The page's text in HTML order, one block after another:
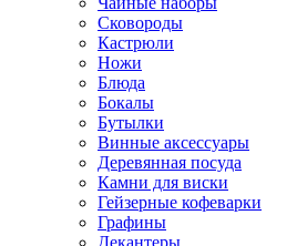
Сковороды
Кастрюли
Ножи
Блюда
Бокалы
Бутылки
Винные аксессуары
Деревянная посуда
Камни для виски
Гейзерные кофеварки
Графины
Декантеры